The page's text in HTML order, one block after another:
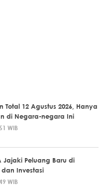
Total 12 Agustus 2026, Hanya
di Negara-negara Ini
WIB
Jajaki Peluang Baru di
Investasi
WIB